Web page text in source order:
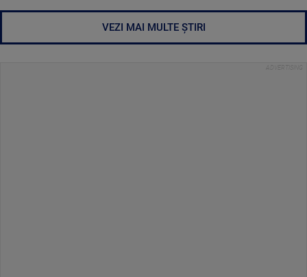
VEZI MAI MULTE ȘTIRI